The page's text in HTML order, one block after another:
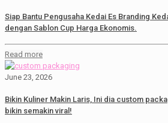
Siap Bantu Pengusaha Kedai Es Branding
dengan Sablon Cup Harga Ekonomis.
Read more
June 23, 2026
Bikin Kuliner Makin Laris, Ini dia custom
bikin semakin viral!